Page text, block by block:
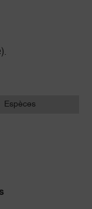
Espèces